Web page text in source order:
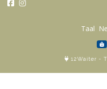
Taal
12Waiter -